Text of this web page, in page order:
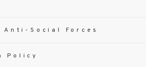
Social Forces
Policy